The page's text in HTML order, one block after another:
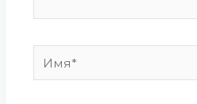
Имя*